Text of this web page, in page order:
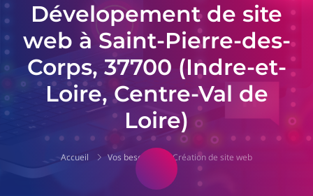
Dévelopement de site
web à Saint-Pierre-des-
Corps, 37700 (Indre-et-
Loire, Centre-Val de
Loire)
Accueil Vos besoins Création de site web